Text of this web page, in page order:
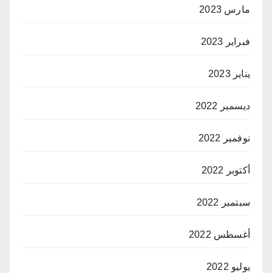
مارس 2023
فبراير 2023
يناير 2023
ديسمبر 2022
نوفمبر 2022
أكتوبر 2022
سبتمبر 2022
أغسطس 2022
يوليو 2022